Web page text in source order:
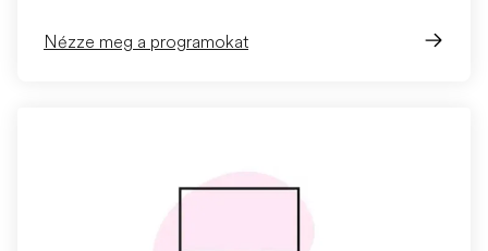
Nézze meg a programokat